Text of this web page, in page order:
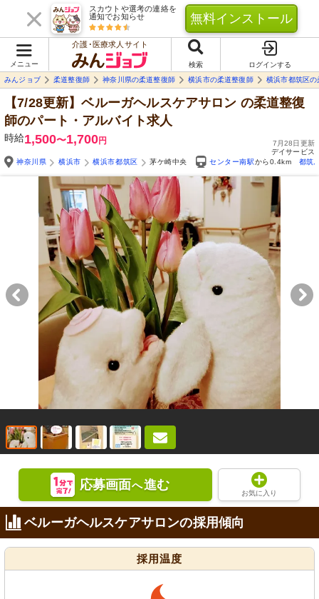
スカウトや選考の連絡を
通知でお知らせ
無料インストール
メニュー
介護･医療求人サイト
検索
ログインする
みんジョブ
柔道整復師 神奈川県の柔道整復師 横浜市の柔道整復師 横浜市都筑区の
【7/28更新】ベルーガヘルスケアサロン の柔道整復
師のパート・アルバイト求人
時給1,500〜1,700円
7月28日更新
デイサービス
神奈川県
横浜市 横浜市都筑区 茅ケ崎中央 センター南駅から0.4km 都筑
応募画面へ進む
お気に入り
ベルーガヘルスケアサロンの採用傾向
採用温度